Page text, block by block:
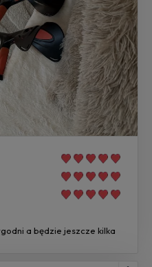
a będzie jeszcze kilka